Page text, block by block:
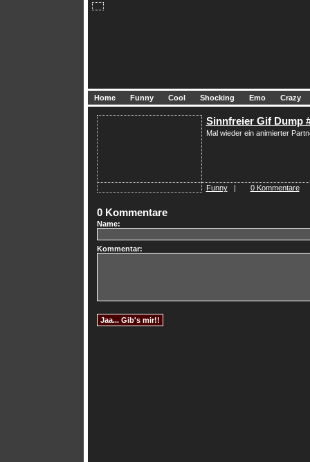
Home Funny Cool Shocking Emo Crazy
Sinnfreier Gif Dump
Mal wieder ein animierter
Funny| 0 Kommentare
0 Kommentare
Name:
Kommentar: